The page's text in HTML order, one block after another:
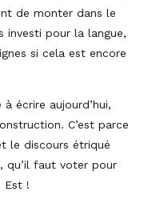
de monter dans le
investi pour la langue,
si cela est encore
écrire aujourd’hui,
C’est parce
le discours étriqué
qu’il faut voter pour
Est !